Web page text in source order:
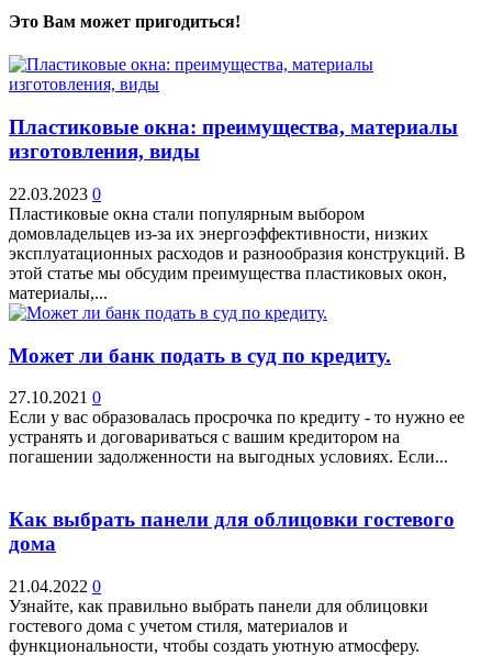
Это Вам может пригодиться!
Пластиковые окна: преимущества, материалы
изготовления, виды
22.03.2023 0
Пластиковые окна стали популярным выбором
домовладельцев из-за их энергоэффективности, низких
эксплуатационных расходов и разнообразия конструкций. В
этой статье мы обсудим преимущества пластиковых окон,
материалы,...
Может ли банк подать в суд по кредиту.
27.10.2021 0
Если у вас образовалась просрочка по кредиту - то нужно ее
устранять и договариваться с вашим кредитором на
погашении задолженности на выгодных условиях. Если...
Как выбрать панели для облицовки гостевого
дома
21.04.2022 0
Узнайте, как правильно выбрать панели для облицовки
гостевого дома с учетом стиля, материалов и
функциональности, чтобы создать уютную атмосферу.